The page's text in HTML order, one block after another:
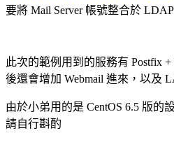
要將 Mail Server 帳號整合於 LDAP
此次的範例用到的服務有 Postfix
後還會增加 Webmail 進來，以及
由於小弟用的是 CentOS 6.5 版的
請自行斟酌